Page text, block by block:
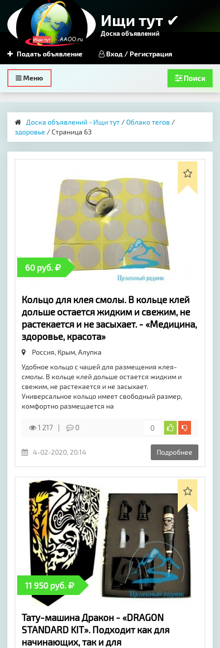
Ищи тут ✔
Доска объявлений
Подать объявление Вход / Регистрация
Toggle
navigation
Меню Поиск
Доска объявлений - Ищи тут /Облако тегов /
здоровье / Страница 63
60 руб.
Кольцо для клея смолы. В кольце клей
дольше остается жидким и свежим, не
растекается и не засыхает. - «Медицина,
здоровье, красота»
Россия, Крым,Алупка
Удобное кольцо с чашей для размещения клея-
смолы. В кольце клей дольше остается жидким и
свежим, не растекается и не засыхает.
Универсальное кольцо имеет свободный размер,
комфортно размещается на
1 217 0 0
4-02-2020, 20:14 Подробнее
11 950 руб.
Тату-машина Дракон - «DRAGON
STANDARD KIT». Подходит как для
начинающих, так и для